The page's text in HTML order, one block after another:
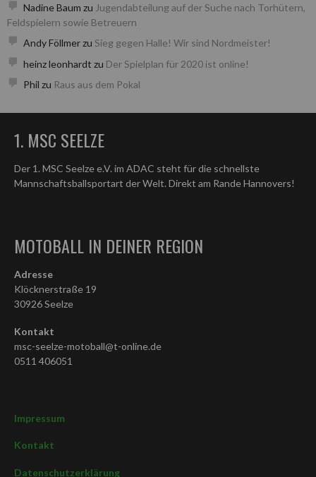
Nadine Baum zu Jugendabteilung auf der Suche nach Torhütern,
Feldspielern sowie Betreuern
Andy Föllmerzu Sieg gegen Halle! Wir sind Nordmeister!
heinz leonhardt zu Der Spielplan für 2020 ist online!
Phil zu Raus aus dem Pokal
1. MSC SEELZE
Der 1. MSC Seelze e.V. im ADAC steht für die schnellste
Mannschaftsballsportart der Welt. Direkt am Rande Hannovers!
MOTOBALL IN DEINER REGION
Adresse
Klöcknerstraße 19
30926 Seelze
Kontakt
msc-seelze-motoball@t-online.de
0511 406051
Impressum
Kontakt
Datenschutzerklärung